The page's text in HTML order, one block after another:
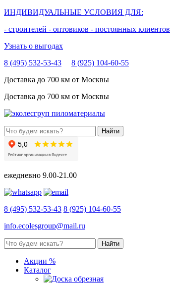
ИНДИВИДУАЛЬНЫЕ УСЛОВИЯ ДЛЯ:
- строителей - оптовиков - постоянных клиентов
Узнать о выгодах
8 (495) 532-53-43
8 (925) 104-60-55
Доставка до 700 км от Москвы
Доставка до 700 км от Москвы
ежедневно 9.00-21.00
8 (495) 532-53-43 8 (925) 104-60-55
info.ecolesgroup@mail.ru
Акции %
Каталог